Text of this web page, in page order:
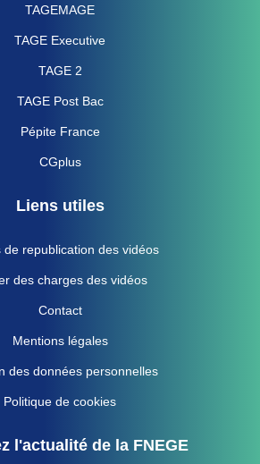
TAGEMAGE
TAGE Executive
TAGE 2
TAGE Post Bac
Pépite France
CGplus
Liens utiles
de republication des vidéos
des charges des vidéos
Contact
Mentions légales
des données personnelles
Politique de cookies
l'actualité de la FNEGE